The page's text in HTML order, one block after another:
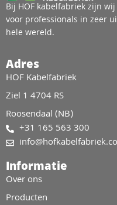
Bij HOF kabelfabriek zijn
voor professionals in zeer
hele wereld.
Adres
HOF Kabelfabriek
Ziel 1 4704 RS
Roosendaal (NB)
+31 165 563 300
Informatie
Over ons
Producten